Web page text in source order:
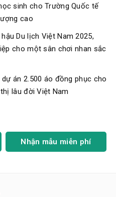
sinh cho Trường Quốc tế
cao
Du lịch Việt Nam 2025,
cho một sân chơi nhan sắc
án 2.500 áo đồng phục cho
lâu đời Việt Nam
Nhận mẫu miễn phí